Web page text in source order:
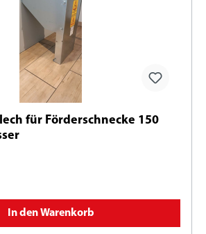
für Förderschnecke 150
In den Warenkorb